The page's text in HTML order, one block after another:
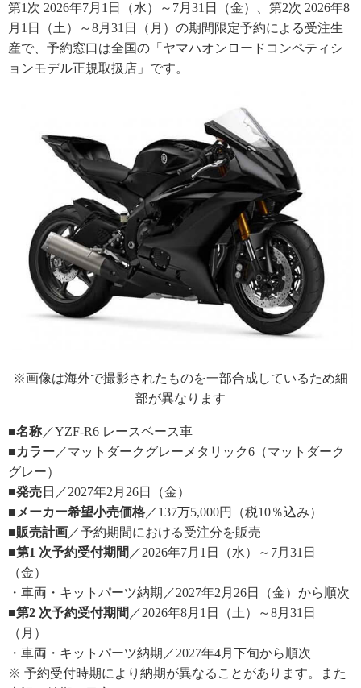
第1次 2026年7月1日（水）～7月31日（金）、第2次 2026年8
月1日（土）～8月31日（月）の期間限定予約による受注生
産で、予約窓口は全国の「ヤマハオンロードコンペティシ
ョンモデル正規取扱店」です。
※画像は海外で撮影されたものを一部合成しているため細
部が異なります
■名称／YZF-R6 レースベース車
■カラー／マットダークグレーメタリック6（マットダーク
グレー）
■発売日 ／2027年2月26日（金）
■メーカー希望小売価格／137万5,000円（税10％込み）
■販売計画 ／予約期間における受注分を販売
■第1 次予約受付期間 ／2026年7月1日（水）～7月31日
（金）
・車両・キットパーツ納期／2027年2月26日（金）から順次
■第2 次予約受付期間 ／2026年8月1日（土）～8月31日
（月）
・車両・キットパーツ納期／2027年4月下旬から順次
※ 予約受付時期により納期が異なることがあります。また